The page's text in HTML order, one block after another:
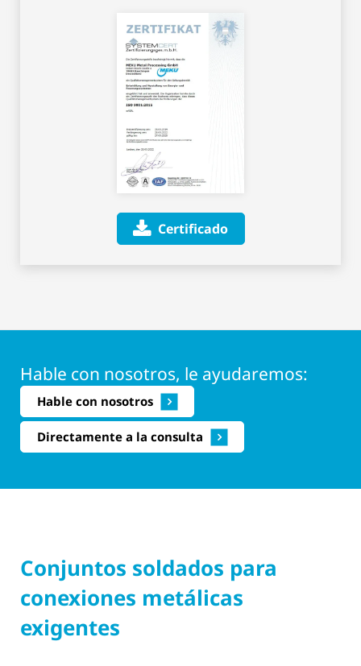
Certificado
Hable con nosotros, le ayudaremos:
Hable con nosotros
Directamente a la consulta
Conjuntos soldados para
conexiones metálicas
exigentes